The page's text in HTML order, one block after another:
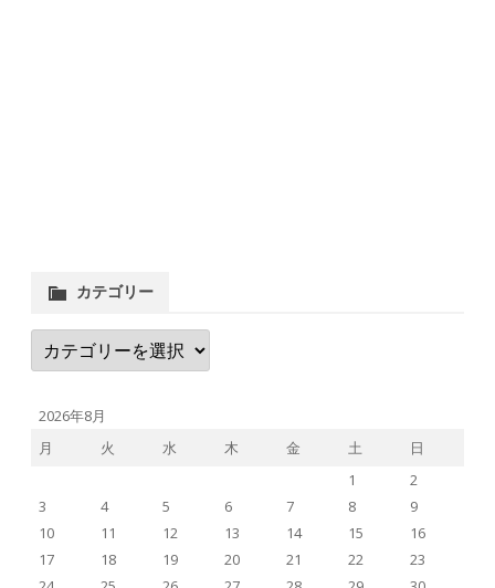
カテゴリー
カ
テ
ゴ
ー
2026年8月
月
火 水 木 金 土
日
1
2
3
4 5 6 7 8
9
10
11 12 13 14 15
16
17
18 19 20 21 22
23